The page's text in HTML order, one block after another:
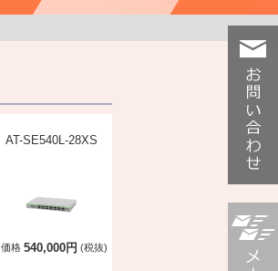
わせ
AT-SE540L-28XS
価格 540,000円 (税抜)